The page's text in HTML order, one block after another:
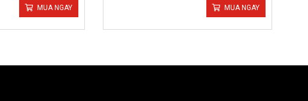
MUA NGAY MUA NGAY